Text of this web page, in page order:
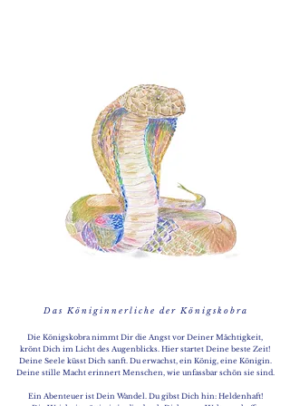
D a s K ö n i g i n n e r l i c h e d e r K ö n i g s k o b r a
Die Königskobra nimmt Dir die Angst vor Deiner Mächtigkeit,
krönt Dich im Licht des Augenblicks. Hier startet Deine beste Zeit!
Deine Seele küsst Dich sanft. Du erwachst, ein König, eine Königin.
Deine stille Macht erinnert Menschen, wie unfassbar schön sie sind.
Ein Abenteuer ist Dein Wandel. Du gibst Dich hin: Heldenhaft!